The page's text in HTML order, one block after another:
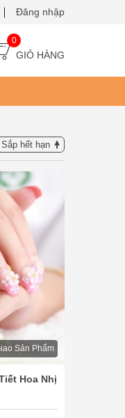
Đăng nhập
0
GIỎ HÀNG
Sắp hết hạn
Sản Phẩm
Hoa Nhị